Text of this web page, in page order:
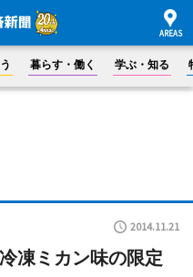
暮らす・働く 学ぶ・知る
2014.11.21
凍ミカン味の限定